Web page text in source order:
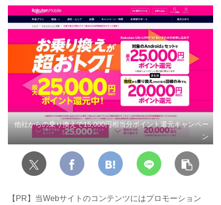
他社からの乗り換えで15,000円相当分ポイント還元キャンペー
ン
【PR】当Webサイトのコンテンツにはプロモーション